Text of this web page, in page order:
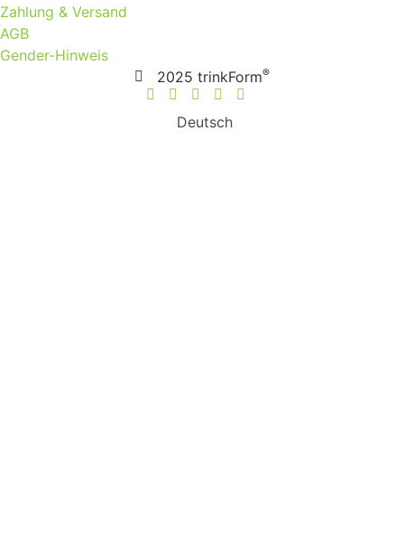
Zahlung & Versand
AGB
Gender-Hinweis
2025 trinkForm®
Deutsch